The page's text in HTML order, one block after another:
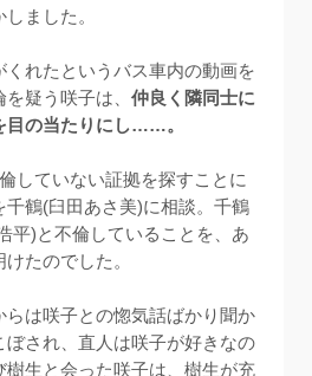
ました。
れたというバス車内の動画を
疑う咲子は、 仲良く隣同士に
目の当たりにし……。
していない証拠を探すことに
千鶴(臼田あさ美)に相談。千鶴
平)と不倫していることを、あ
たのでした。
は咲子との惚気話ばかり聞か
ぼされ、直人は咲子が好きなの
樹生と会った咲子は、樹生が充